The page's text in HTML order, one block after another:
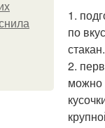
1.
по
2.
можно